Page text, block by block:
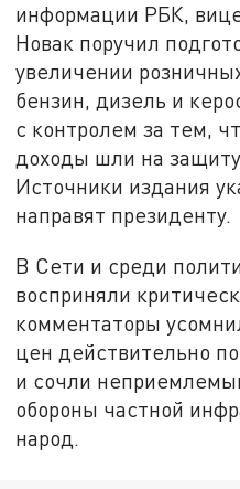
информации РБК,
Новак поручил
увеличении
бензин, дизель и
с контролем за тем,
доходы шли на
Источники издания
направят президенту.
В Сети и среди
восприняли
комментаторы
цен действительно
и сочли
обороны частной
народ.